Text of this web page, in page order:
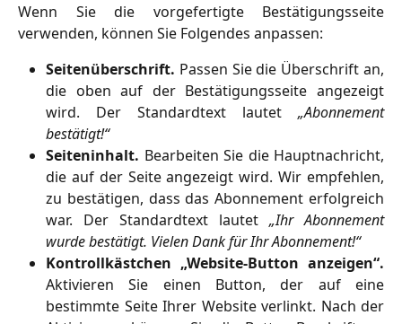
Wenn Sie die vorgefertigte Bestätigungsseite
verwenden, können Sie Folgendes anpassen:
Seitenüberschrift. Passen Sie die Überschrift an,
die oben auf der Bestätigungsseite angezeigt
wird. Der Standardtext lautet „Abonnement
bestätigt!“
Seiteninhalt. Bearbeiten Sie die Hauptnachricht,
die auf der Seite angezeigt wird. Wir empfehlen,
zu bestätigen, dass das Abonnement erfolgreich
war. Der Standardtext lautet „Ihr Abonnement
wurde bestätigt. Vielen Dank für Ihr Abonnement!“
Kontrollkästchen „Website-Button anzeigen“.
Aktivieren Sie einen Button, der auf eine
bestimmte Seite Ihrer Website verlinkt. Nach der